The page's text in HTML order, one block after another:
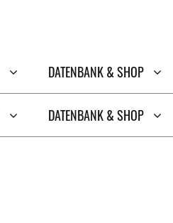
DATENBANK & SHOP
DATENBANK & SHOP